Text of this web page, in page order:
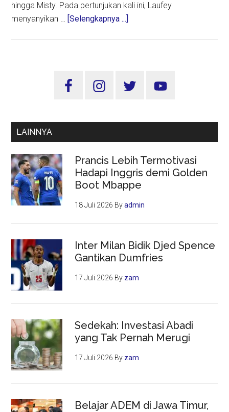
hingga Misty. Pada pertunjukan kali ini, Laufey
menyanyikan … [Selengkapnya ...]
Festival
Penonton
Sidebar
LAINNYA
Prancis Lebih Termotivasi
Hadapi Inggris demi Golden
Boot Mbappe
18 Juli 2026 Byadmin
Inter Milan Bidik Djed Spence
Gantikan Dumfries
17 Juli 2026 By zam
Sedekah: Investasi Abadi
yang Tak Pernah Merugi
17 Juli 2026 By zam
Belajar ADEM di Jawa Timur,